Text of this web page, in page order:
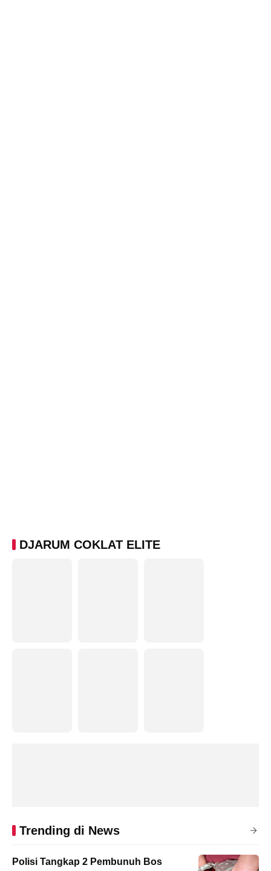
DJARUM COKLAT ELITE
Trending di News
Polisi Tangkap 2 Pembunuh Bos